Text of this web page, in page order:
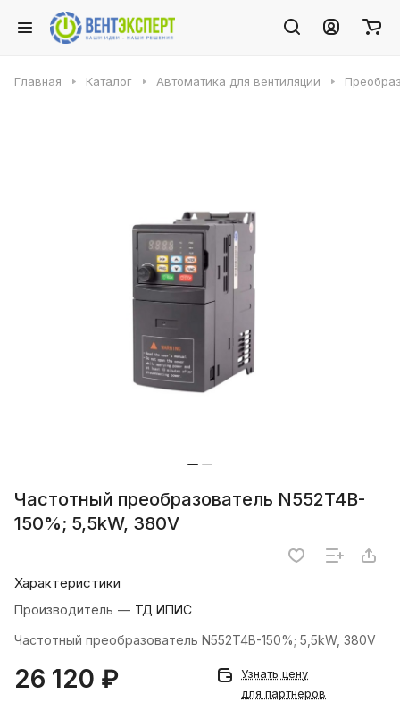
Главная Каталог Автоматика для вентиляции
Частотный преобразователь N552T4B-
150%; 5,5kW, 380V
Характеристики
Производитель — ТД ИПИС
Частотный преобразователь N552T4B-150%; 5,5kW, 380V
26 120 ₽
Узнать цену
для партнеров